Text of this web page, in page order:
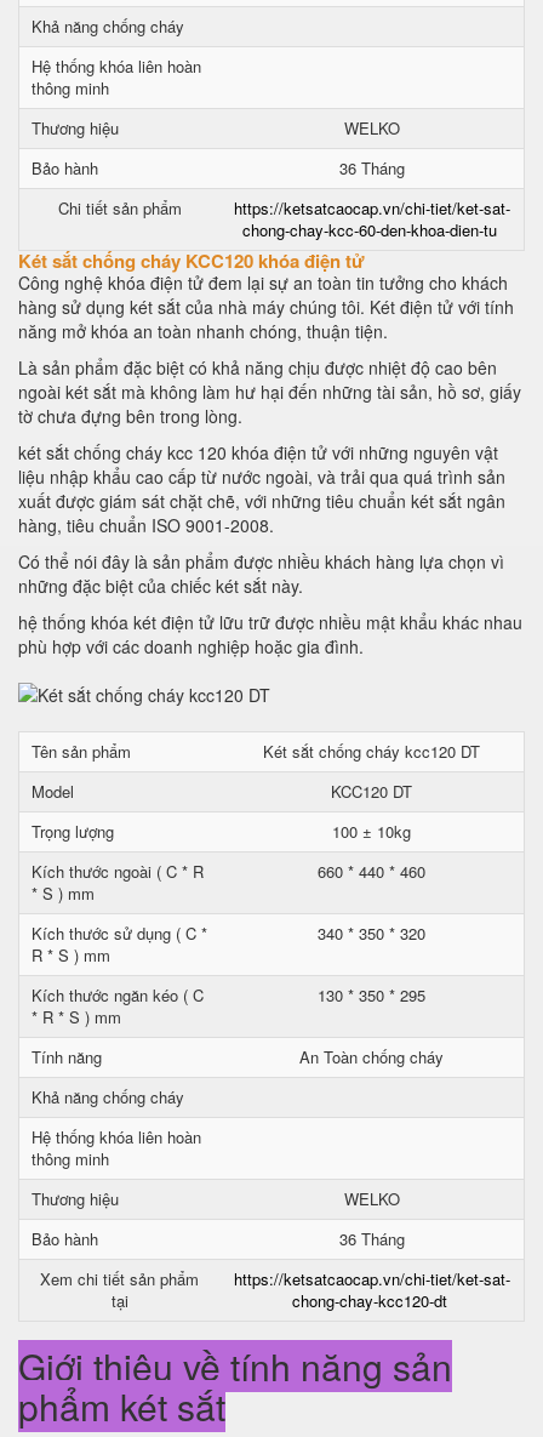
Khả năng chống cháy
Hệ thống khóa liên hoàn
thông minh
Thương hiệu
WELKO
Bảo hành
36 Tháng
Chi tiết sản phẩm
https://ketsatcaocap.vn/chi-tiet/ket-sat-
chong-chay-kcc-60-den-khoa-dien-tu
Két sắt chống cháy KCC120 khóa điện tử
Công nghệ khóa điện tử đem lại sự an toàn tin tưởng cho khách
hàng sử dụng két sắt của nhà máy chúng tôi. Két điện tử với tính
năng mở khóa an toàn nhanh chóng, thuận tiện.
Là sản phẩm đặc biệt có khả năng chịu được nhiệt độ cao bên
ngoài két sắt mà không làm hư hại đến những tài sản, hồ sơ, giấy
tờ chưa đựng bên trong lòng.
két sắt chống cháy kcc 120 khóa điện tử với những nguyên vật
liệu nhập khẩu cao cấp từ nước ngoài, và trải qua quá trình sản
xuất được giám sát chặt chẽ, với những tiêu chuẩn két sắt ngân
hàng, tiêu chuẩn ISO 9001-2008.
Có thể nói đây là sản phẩm được nhiều khách hàng lựa chọn vì
những đặc biệt của chiếc két sắt này.
hệ thống khóa két điện tử lữu trữ được nhiều mật khẩu khác nhau
phù hợp với các doanh nghiệp hoặc gia đình.
Tên sản phẩm
Két sắt chống cháy kcc120 DT
Model
KCC120 DT
Trọng lượng
100 ± 10kg
Kích thước ngoài ( C * R
* S ) mm
660 * 440 * 460
Kích thước sử dụng ( C *
R * S ) mm
340 * 350 * 320
Kích thước ngăn kéo ( C
* R * S ) mm
130 * 350 * 295
Tính năng
An Toàn chống cháy
Khả năng chống cháy
Hệ thống khóa liên hoàn
thông minh
Thương hiệu
WELKO
Bảo hành
36 Tháng
Xem chi tiết sản phẩm
tại
https://ketsatcaocap.vn/chi-tiet/ket-sat-
chong-chay-kcc120-dt
Giới thiệu về tính năng sản
phẩm két sắt